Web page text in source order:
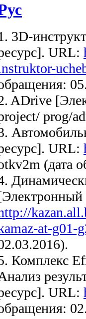
3D-
URL:
ADrive
prog/
URL:
(дата
at-g01-
Комплекс
URL: